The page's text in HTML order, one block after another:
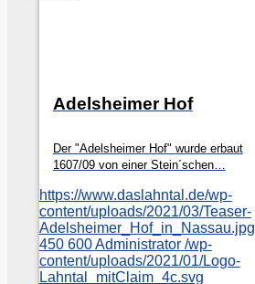
Adelsheimer Hof
Der "Adelsheimer Hof" wurde erbaut
1607/09 von einer Stein´schen…
https://www.daslahntal.de/wp-
content/uploads/2021/03/Teaser-
Adelsheimer_Hof_in_Nassau.jpg
450 600Administrator /wp-
content/uploads/2021/01/Logo-
Lahntal_mitClaim_4c.svg